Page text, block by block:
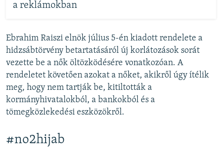
a reklámokban
Ebrahim Raiszi elnök július 5-én kiadott rendelete a
hidzsábtörvény betartatásáról új korlátozások sorát
vezette be a nők öltözködésére vonatkozóan. A
rendeletet követően azokat a nőket, akikről úgy ítélik
meg, hogy nem tartják be, kitiltották a
kormányhivatalokból, a bankokból és a
tömegközlekedési eszközökről.
#no2hijab